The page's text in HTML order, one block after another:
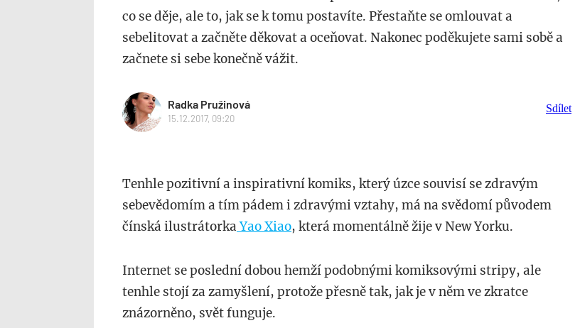
co se děje, ale to, jak se k tomu postavíte. Přestaňte se omlouvat a
sebelitovat a začněte děkovat a oceňovat. Nakonec poděkujete sami sobě a
začnete si sebe konečně vážit.
Radka Pružinová
15.12.2017, 09:20
Sdílet
Tenhle pozitivní a inspirativní komiks, který úzce souvisí se zdravým
sebevědomím a tím pádem i zdravými vztahy, má na svědomí původem
čínská ilustrátorkaYao Xiao, která momentálně žije v New Yorku.
Internet se poslední dobou hemží podobnými komiksovými stripy, ale
tenhle stojí za zamyšlení, protože přesně tak, jak je v něm ve zkratce
znázorněno, svět funguje.